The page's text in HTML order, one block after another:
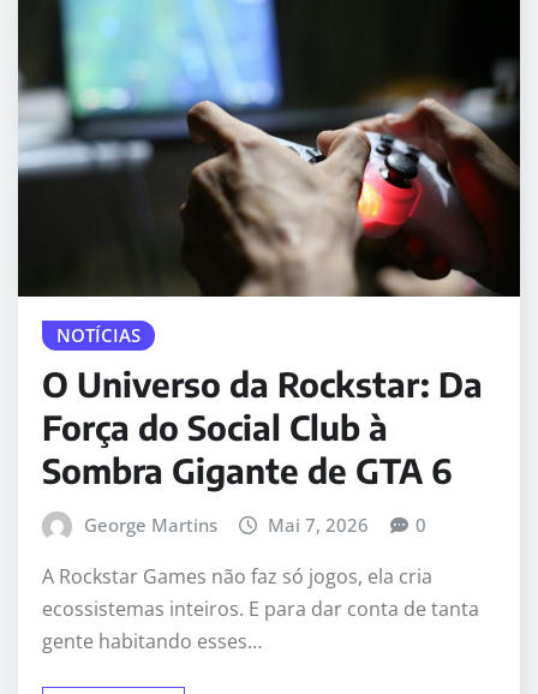
NOTÍCIAS
O Universo da Rockstar: Da
Força do Social Club à
Sombra Gigante de GTA 6
George Martins Mai 7, 2026 0
A Rockstar Games não faz só jogos, ela cria
ecossistemas inteiros. E para dar conta de tanta
gente habitando esses…